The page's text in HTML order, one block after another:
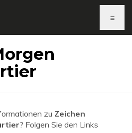
≡
zu Zeichen
? Folgen Sie den Links